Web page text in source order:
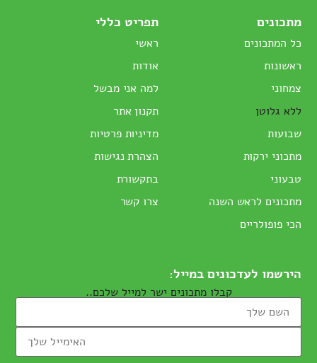
מתכונים
כל המתכונים
ראשונות
צמחוני
ללא גלוטן
שבועות
מתכוני ירקות
טבעוני
מתכונים לראש השנה
הכי פופולריים
תפריט כללי
ראשי
אודות
למה אני מבשל
תקנון אתר
מדיניות פרטיות
הצהרת נגישות
בתקשורת
צרו קשר
הירשמו לעדכונים במייל:
קבלו מתכונים ישר למייל שלכם..